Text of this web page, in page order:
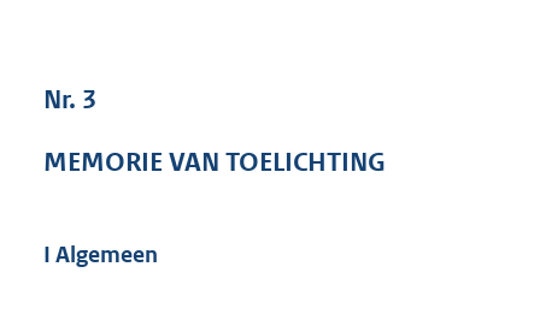
Nr. 3
MEMORIE VAN TOELICHTING
I Algemeen